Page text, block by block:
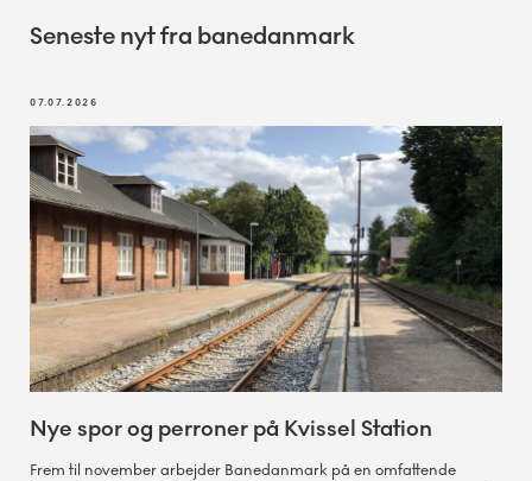
Seneste nyt fra banedanmark
07.07.2026
Nye spor og perroner på Kvissel Station
Frem til november arbejder Banedanmark på en omfattende